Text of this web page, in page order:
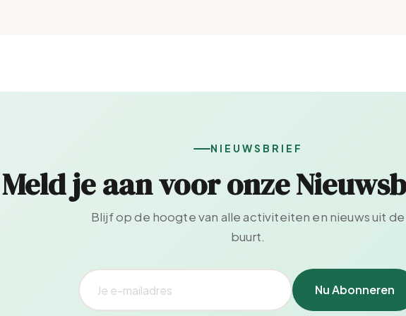
NIEUWSBRIEF
Meld je aan voor onze
Blijf op de hoogte van alle activiteiten en nieuws uit de
buurt.
Nu Abonneren